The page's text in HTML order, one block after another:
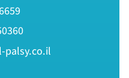
palsy.co.il